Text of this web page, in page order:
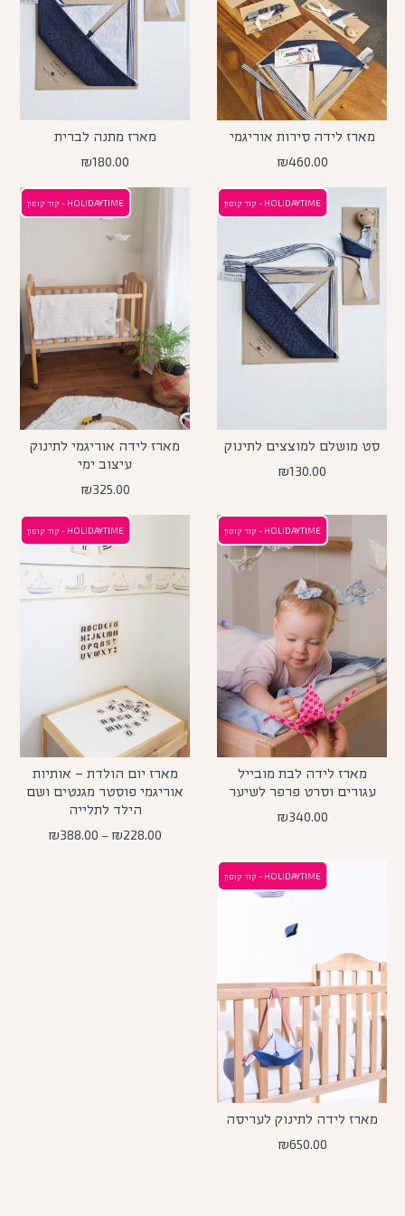
מארז לידה סירות אוריגמי
₪460.00
מארז מתנה לברית
₪180.00
HOLIDAYTIME - קוד קופון
סט מושלם למוצצים לתינוק
₪130.00
HOLIDAYTIME - קוד קופון
מארז לידה אוריגמי לתינוק
עיצוב ימי
₪325.00
HOLIDAYTIME - קוד קופון
מארז לידה לבת מובייל
עגורים וסרט פרפר לשיער
₪340.00
HOLIDAYTIME - קוד קופון
מארז יום הולדת – אותיות
אוריגמי פוסטר מגנטים ושם
הילד לתלייה
₪228.00
–
₪388.00
HOLIDAYTIME - קוד קופון
מארז לידה לתינוק לעריסה
₪650.00